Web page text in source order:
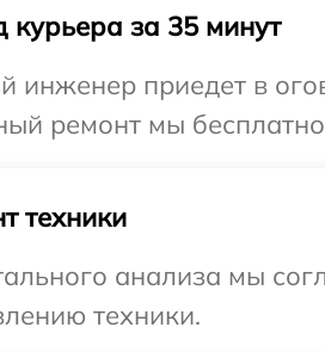
курьера за 35 минут
инженер приедет в
ремонт мы
техники
анализа мы
техники.